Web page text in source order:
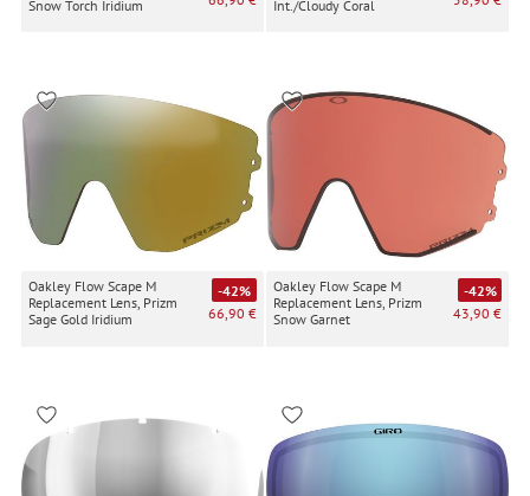
Snow Torch Iridium Int./Cloudy Coral
Oakley Flow Scape M
Replacement Lens, Prizm
Sage Gold Iridium
-42%
66,90 €
Oakley Flow Scape M
Replacement Lens, Prizm
Snow Garnet
-42%
43,90 €